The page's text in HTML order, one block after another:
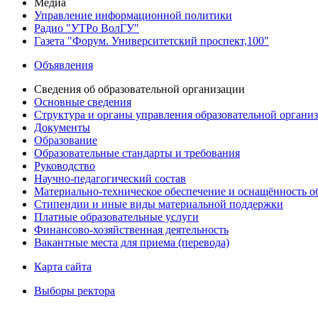
Медиа
Управление информационной политики
Радио "УТРо ВолГУ"
Газета "Форум. Университетский проспект,100"
Объявления
Сведения об образовательной организации
Основные сведения
Структура и органы управления образовательной
Документы
Образование
Образовательные стандарты и требования
Руководство
Научно-педагогический состав
Материально-техническое обеспечение и оснащённость
Стипендии и иные виды материальной поддержки
Платные образовательные услуги
Финансово-хозяйственная деятельность
Вакантные места для приема (перевода)
Карта сайта
Выборы ректора